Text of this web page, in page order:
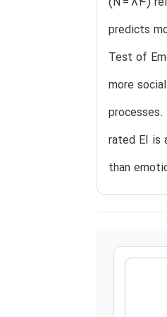
predicts
Test of
more
rated EI is
than